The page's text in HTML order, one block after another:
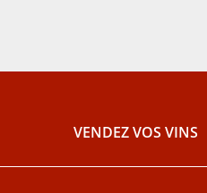
VENDEZ VOS VINS